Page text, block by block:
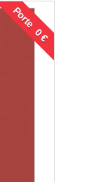
Porte 0 €